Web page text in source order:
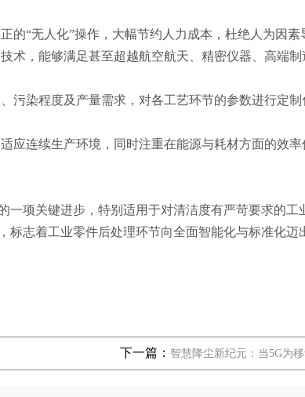
“无人化”操作，大幅节约人力成本，杜绝人为因素
，能够满足甚至超越航空航天、精密仪器、高端制
染程度及产量需求，对各工艺环节的参数进行定制
连续生产环境，同时注重在能源与耗材方面的效率
项关键进步，特别适用于对清洁度有严苛要求的工
志着工业零件后处理环节向全面智能化与标准化迈
下一篇： 智慧降尘新纪元：当5G为